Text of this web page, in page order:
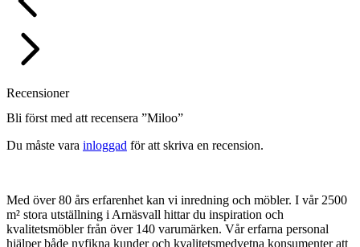
Recensioner
Bli först med att recensera ”Miloo”
Du måste vara inloggad för att skriva en recension.
Med över 80 års erfarenhet kan vi inredning och möbler. I vår 2500
m² stora utställning i Arnäsvall hittar du inspiration och
kvalitetsmöbler från över 140 varumärken. Vår erfarna personal
hjälper både nyfikna kunder och kvalitetsmedvetna konsumenter att